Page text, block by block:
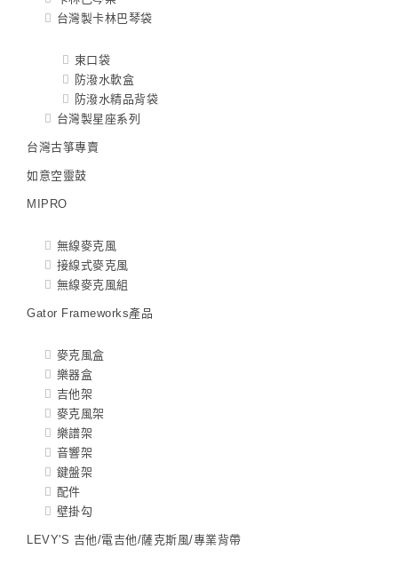
台灣製卡林巴琴袋
束口袋
防潑水軟盒
防潑水精品背袋
台灣製星座系列
台灣古箏專賣
如意空靈鼓
MIPRO
無線麥克風
接線式麥克風
無線麥克風組
Gator Frameworks產品
麥克風盒
樂器盒
吉他架
麥克風架
樂譜架
音響架
鍵盤架
配件
壁掛勾
LEVY'S 吉他/電吉他/薩克斯風/專業背帶